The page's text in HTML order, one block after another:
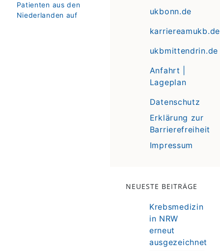
Patienten aus den
Niederlanden auf
ukbonn.de
karriereamukb.de
ukbmittendrin.de
Anfahrt |
Lageplan
Datenschutz
Erklärung zur
Barrierefreiheit
Impressum
NEUESTE BEITRÄGE
Krebsmedizin
in NRW
erneut
ausgezeichnet